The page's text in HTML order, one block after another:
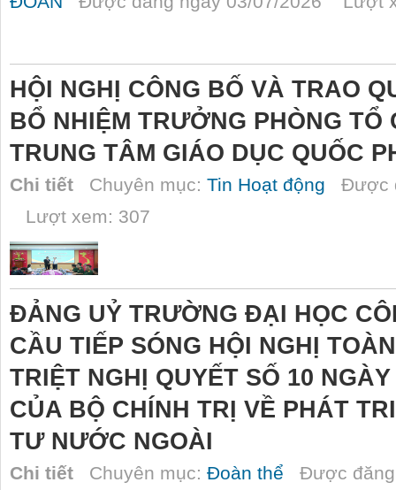
HỘI NGHỊ CÔNG BỐ VÀ TRAO
BỔ NHIỆM TRƯỞNG PHÒNG
TRUNG TÂM GIÁO DỤC QUỐC
Chi tiết Chuyên mục: Tin Hoạt động Được
Lượt xem: 307
ĐẢNG UỶ TRƯỜNG ĐẠI HỌC
CẦU TIẾP SÓNG HỘI NGHỊ
TRIỆT NGHỊ QUYẾT SỐ 10
CỦA BỘ CHÍNH TRỊ VỀ PHÁT
TƯ NƯỚC NGOÀI
Chi tiết Chuyên mục: Đoàn thể Được